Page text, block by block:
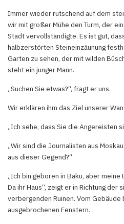
Immer wieder rutschend auf dem
wir mit großer Mühe den Turm, der
Stadt vervollständigte. Es ist gut,
halbzerstörten Steineinzäunung
Garten zu sehen, der mit wilden
steht ein junger Mann.
„Suchen Sie etwas?“, fragt er uns.
Wir erklären ihm das Ziel unserer
„Ich sehe, dass Sie die Angereisten
„Wir sind die Journalisten aus
aus dieser Gegend?“
„Ich bin geboren in Baku, aber meine
Da ihr Haus“, zeigt er in Richtung der
verbergenden Ruinen. Vom
ausgebrochenen Fenstern.